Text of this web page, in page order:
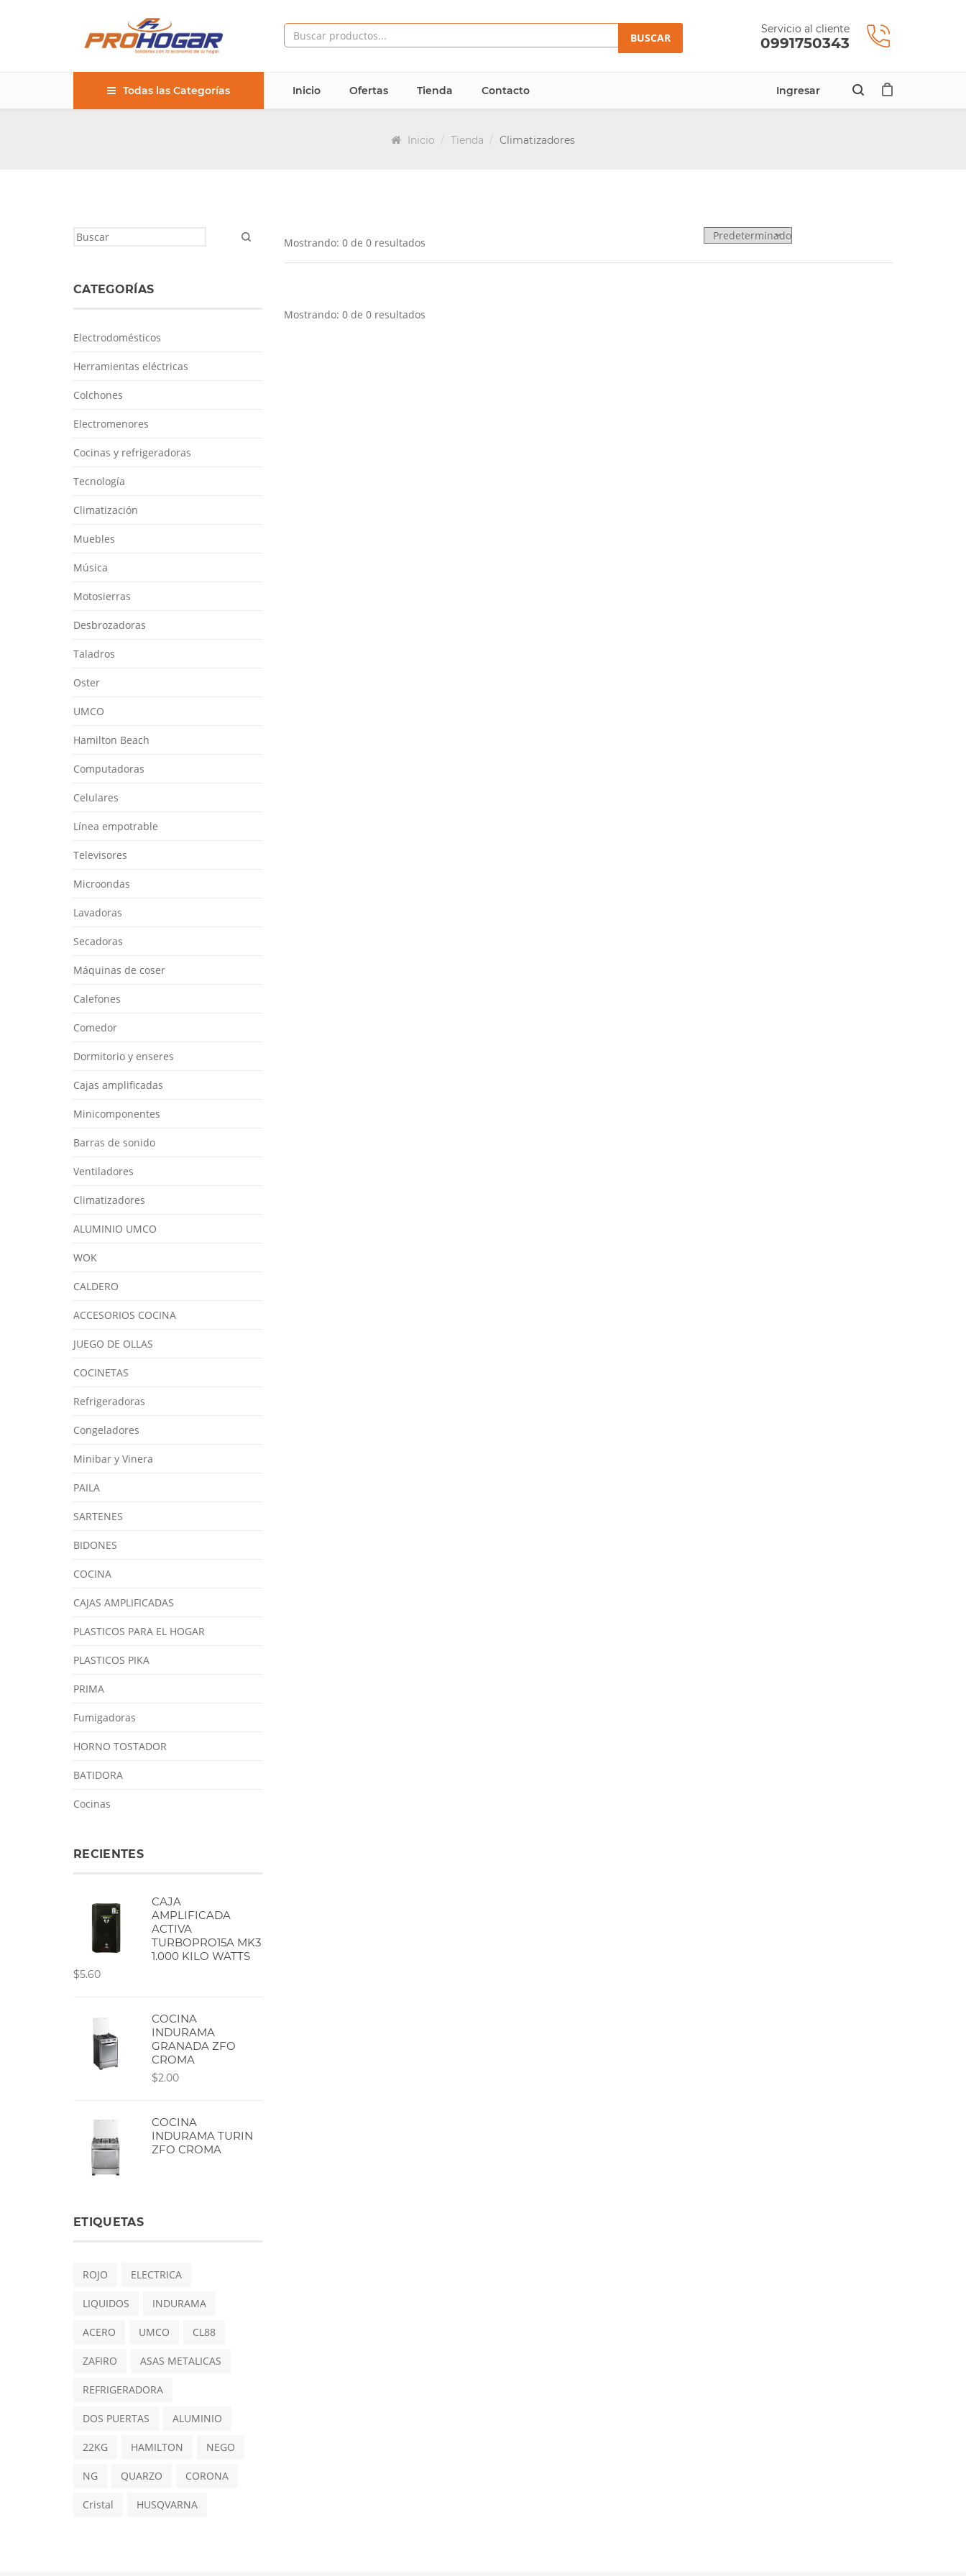
BUSCAR
Servicio al cliente
0991750343
Todas las Categorías Inicio Ofertas Tienda Contacto Ingresar
Inicio Tienda Climatizadores
Mostrando: 0 de 0 resultados
Mostrando: 0 de 0 resultados
CATEGORÍAS
Electrodomésticos
Herramientas eléctricas
Colchones
Electromenores
Cocinas y refrigeradoras
Tecnología
Climatización
Muebles
Música
Motosierras
Desbrozadoras
Taladros
Oster
UMCO
Hamilton Beach
Computadoras
Celulares
Línea empotrable
Televisores
Microondas
Lavadoras
Secadoras
Máquinas de coser
Calefones
Comedor
Dormitorio y enseres
Cajas amplificadas
Minicomponentes
Barras de sonido
Ventiladores
Climatizadores
ALUMINIO UMCO
WOK
CALDERO
ACCESORIOS COCINA
JUEGO DE OLLAS
COCINETAS
Refrigeradoras
Congeladores
Minibar y Vinera
PAILA
SARTENES
BIDONES
COCINA
CAJAS AMPLIFICADAS
PLASTICOS PARA EL HOGAR
PLASTICOS PIKA
PRIMA
Fumigadoras
HORNO TOSTADOR
BATIDORA
Cocinas
RECIENTES
CAJA
AMPLIFICADA
ACTIVA
TURBOPRO15A MK3
1.000 KILO WATTS
$5.60
COCINA
INDURAMA
GRANADA ZFO
CROMA
$2.00
COCINA
INDURAMA TURIN
ZFO CROMA
ETIQUETAS
ROJO ELECTRICA
LIQUIDOS INDURAMA
ACERO UMCO CL88
ZAFIRO ASAS METALICAS
REFRIGERADORA
DOS PUERTAS ALUMINIO
22KG HAMILTON NEGO
NG QUARZO CORONA
Cristal HUSQVARNA